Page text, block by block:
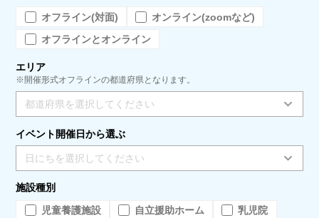
オフライン(対面)
オンライン(zoomなど)
オフラインとオンライン
エリア
※開催形式オフラインの都道府県となります。
都道府県を選択してください
イベント開催日から選ぶ
日にちを選択してください
施設種別
児童養護施設
自立援助ホーム
乳児院